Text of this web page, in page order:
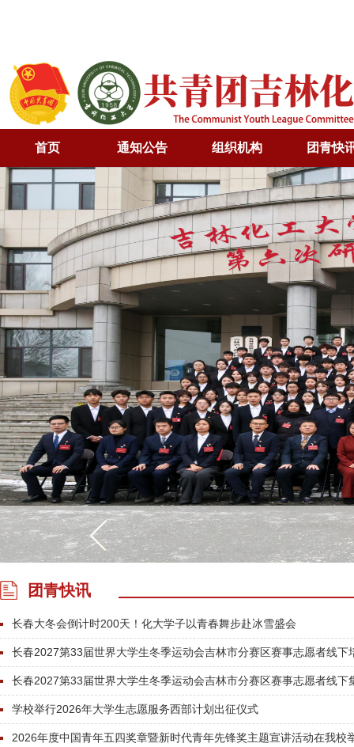
首页 通知公告 组织机构 团青快
团青快讯
长春大冬会倒计时200天！化大学子以青春舞步赴冰雪盛会
长春2027第33届世界大学生冬季运动会吉林市分赛区赛事志愿者线下
长春2027第33届世界大学生冬季运动会吉林市分赛区赛事志愿者线下
学校举行2026年大学生志愿服务西部计划出征仪式
2026年度中国青年五四奖章暨新时代青年先锋奖主题宣讲活动在我校